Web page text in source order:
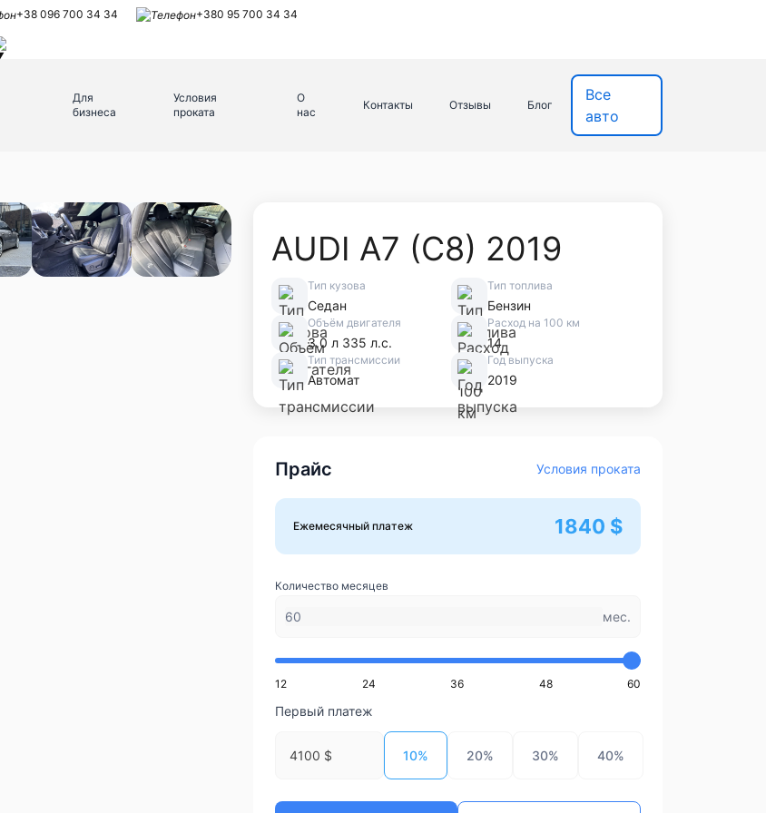
+38 096 700 34 34 +380 95 700 34 34
Для
бизнеса
Условия
проката
О
нас
Контакты Отзывы Блог
Все
авто
AUDI A7 (C8) 2019
Тип кузова
Седан
Тип топлива
Бензин
Объём двигателя
3.0 л 335 л.с.
Расход на 100 км
14
Тип трансмиссии
Автомат
Год выпуска
2019
Прайс Условия проката
Ежемесячный платеж 1840 $
Количество месяцев
мес.
12 24 36 48 60
Первый платеж
4100 $ 10% 20% 30% 40%